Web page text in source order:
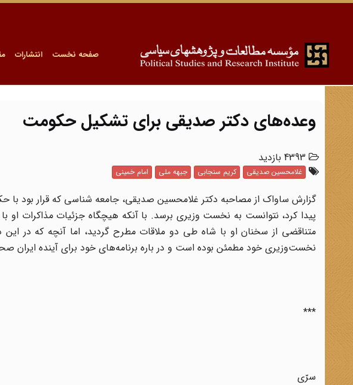
صفحه نخست انتشارات
وعده‌های دکتر صدیقی برای تشکیل حکومت
غلامحسین صدیقی کریم سنجابی جبهه ملی امام خمینی
گزارش ساواک از مصاحبه دکتر غلامحسین صدیقی، جامعه شناسی که قرار بود با
پیدا کرد، نتوانست به نخست وزیری برسد. با آنکه هیچگاه جزئیات مذاکرات
متناقضی از سخنان او با شاه طی دو ملاقات مطرح گردید، اما آنچه که در
نخست‌وزیری خود مطمئن بوده است و در باره برنامه‌های خود برای آینده ایران
***
سرّی